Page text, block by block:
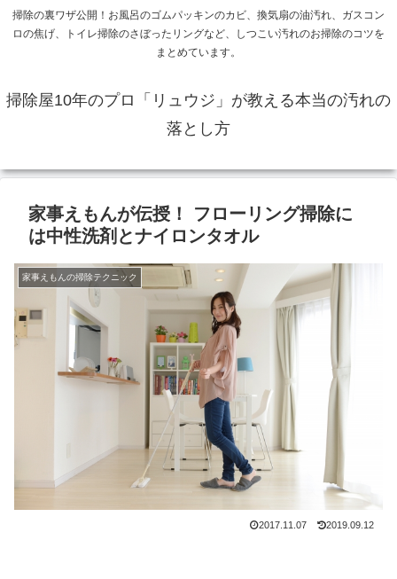
掃除の裏ワザ公開！お風呂のゴムパッキンのカビ、換気扇の油汚れ、ガスコン
ロの焦げ、トイレ掃除のさぼったリングなど、しつこい汚れのお掃除のコツを
まとめています。
掃除屋10年のプロ「リュウジ」が教える本当の汚れの
落とし方
家事えもんが伝授！ フローリング掃除に
は中性洗剤とナイロンタオル
家事えもんの掃除テクニック
2017.11.07 2019.09.12